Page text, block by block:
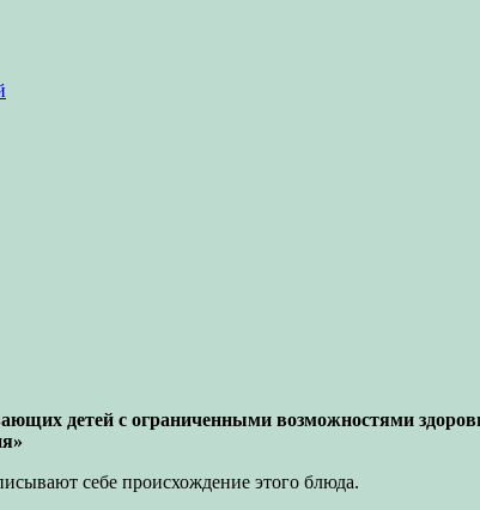
детей с ограниченными возможностями
себе происхождение этого блюда.